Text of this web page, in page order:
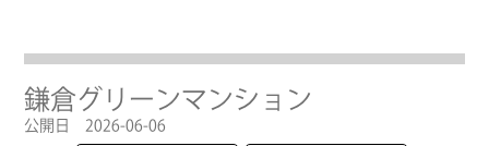
鎌倉グリーンマンション
公開日 2026-06-06